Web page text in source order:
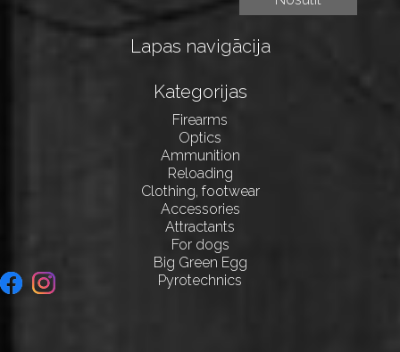
Lapas navigācija
Kategorijas
Firearms
Optics
Ammunition
Reloading
Clothing, footwear
Accessories
Attractants
For dogs
Big Green Egg
Pyrotechnics